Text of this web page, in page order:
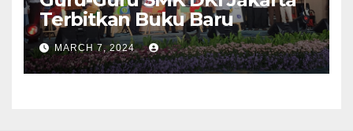
Terbitkan Buku Baru
MARCH 7, 2024